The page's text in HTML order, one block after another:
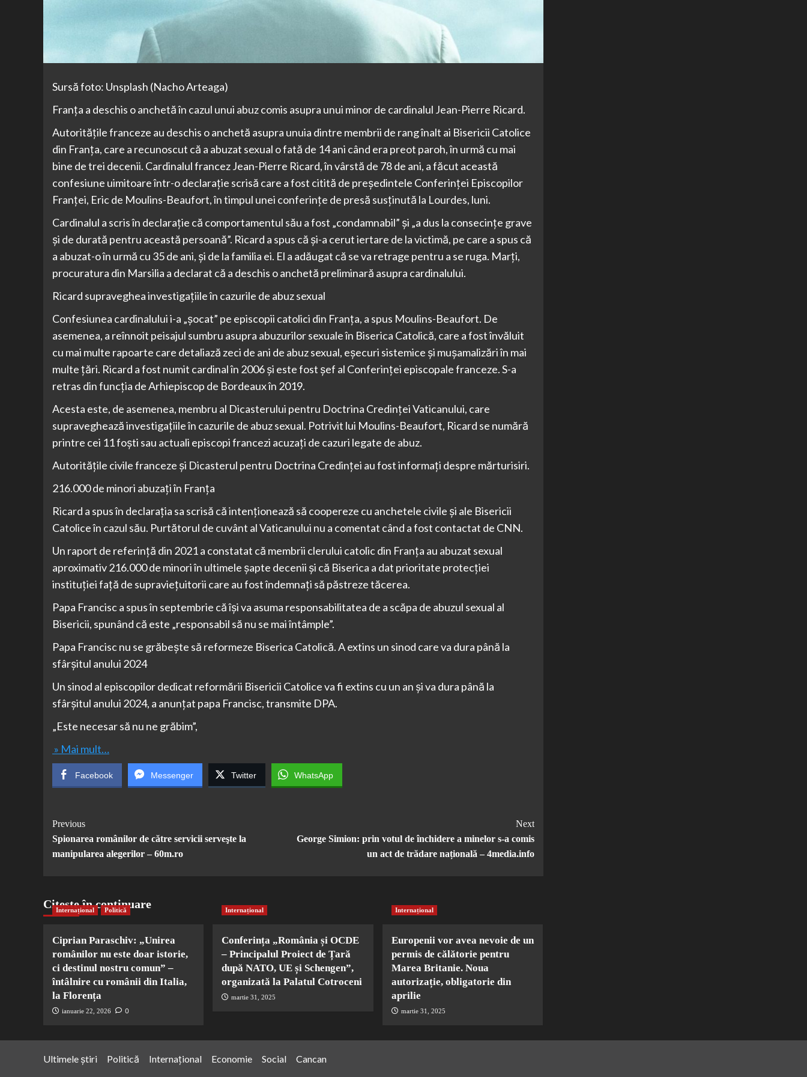
Sursă foto: Unsplash (Nacho Arteaga)
Franța a deschis o anchetă în cazul unui abuz comis asupra unui minor de cardinalul Jean-Pierre Ricard.
Autoritățile franceze au deschis o anchetă asupra unuia dintre membrii de rang înalt ai Bisericii Catolice
din Franța, care a recunoscut că a abuzat sexual o fată de 14 ani când era preot paroh, în urmă cu mai
bine de trei decenii. Cardinalul francez Jean-Pierre Ricard, în vârstă de 78 de ani, a făcut această
confesiune uimitoare într-o declarație scrisă care a fost citită de președintele Conferinței Episcopilor
Franței, Eric de Moulins-Beaufort, în timpul unei conferințe de presă susținută la Lourdes, luni.
Cardinalul a scris în declarație că comportamentul său a fost „condamnabil” și „a dus la consecințe grave
și de durată pentru această persoană”. Ricard a spus că și-a cerut iertare de la victimă, pe care a spus că
a abuzat-o în urmă cu 35 de ani, și de la familia ei. El a adăugat că se va retrage pentru a se ruga. Marți,
procuratura din Marsilia a declarat că a deschis o anchetă preliminară asupra cardinalului.
Ricard supraveghea investigațiile în cazurile de abuz sexual
Confesiunea cardinalului i-a „șocat” pe episcopii catolici din Franța, a spus Moulins-Beaufort. De
asemenea, a reînnoit peisajul sumbru asupra abuzurilor sexuale în Biserica Catolică, care a fost învăluit
cu mai multe rapoarte care detaliază zeci de ani de abuz sexual, eșecuri sistemice și mușamalizări în mai
multe țări. Ricard a fost numit cardinal în 2006 și este fost șef al Conferinței episcopale franceze. S-a
retras din funcția de Arhiepiscop de Bordeaux în 2019.
Acesta este, de asemenea, membru al Dicasterului pentru Doctrina Credinței Vaticanului, care
supraveghează investigațiile în cazurile de abuz sexual. Potrivit lui Moulins-Beaufort, Ricard se numără
printre cei 11 foști sau actuali episcopi francezi acuzați de cazuri legate de abuz.
Autoritățile civile franceze și Dicasterul pentru Doctrina Credinței au fost informați despre mărturisiri.
216.000 de minori abuzați în Franța
Ricard a spus în declarația sa scrisă că intenționează să coopereze cu anchetele civile și ale Bisericii
Catolice în cazul său. Purtătorul de cuvânt al Vaticanului nu a comentat când a fost contactat de CNN.
Un raport de referință din 2021 a constatat că membrii clerului catolic din Franța au abuzat sexual
aproximativ 216.000 de minori în ultimele șapte decenii și că Biserica a dat prioritate protecției
instituției față de supraviețuitorii care au fost îndemnați să păstreze tăcerea.
Papa Francisc a spus în septembrie că își va asuma responsabilitatea de a scăpa de abuzul sexual al
Bisericii, spunând că este „responsabil să nu se mai întâmple”.
Papa Francisc nu se grăbește să reformeze Biserica Catolică. A extins un sinod care va dura până la
sfârșitul anului 2024
Un sinod al episcopilor dedicat reformării Bisericii Catolice va fi extins cu un an şi va dura până la
sfârşitul anului 2024, a anunţat papa Francisc, transmite DPA.
„Este necesar să nu ne grăbim”,
» Mai mult…
Facebook Messenger Twitter WhatsApp
Post
Navigation
Previous
Spionarea românilor de către servicii serveşte la
manipularea alegerilor – 60m.ro
Next
George Simion: prin votul de închidere a minelor s-a comis
un act de trădare națională – 4media.info
Citește în continuare
Internațional Politică
Ciprian Paraschiv: „Unirea
românilor nu este doar istorie,
ci destinul nostru comun” –
întâlnire cu românii din Italia,
la Florența
ianuarie 22, 2026 0
Internațional
Conferința „România și OCDE
– Principalul Proiect de Țară
după NATO, UE și Schengen”,
organizată la Palatul Cotroceni
martie 31, 2025
Internațional
Europenii vor avea nevoie de un
permis de călătorie pentru
Marea Britanie. Noua
autorizație, obligatorie din
aprilie
martie 31, 2025
Ultimele știri Politică Internațional Economie Social Cancan